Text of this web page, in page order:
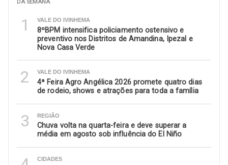
DA SEMANA
1 VALE DO IVINHEMA
8ºBPM intensifica policiamento ostensivo e
preventivo nos Distritos de Amandina, Ipezal e
Nova Casa Verde
2 VALE DO IVINHEMA
4ª Feira Agro Angélica 2026 promete quatro dias
de rodeio, shows e atrações para toda a família
3 REGIÃO
Chuva volta na quarta-feira e deve superar a
média em agosto sob influência do El Niño
CIDADES